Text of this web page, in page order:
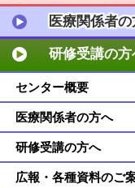
医療関係者
研修受講の方
センター概要
医療関係者の方へ
研修受講の方へ
広報・各種資料のご